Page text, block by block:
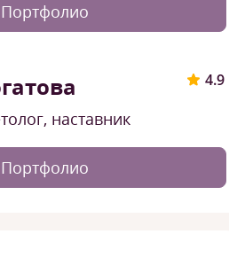
Портфолио
4.9
наставник
Портфолио